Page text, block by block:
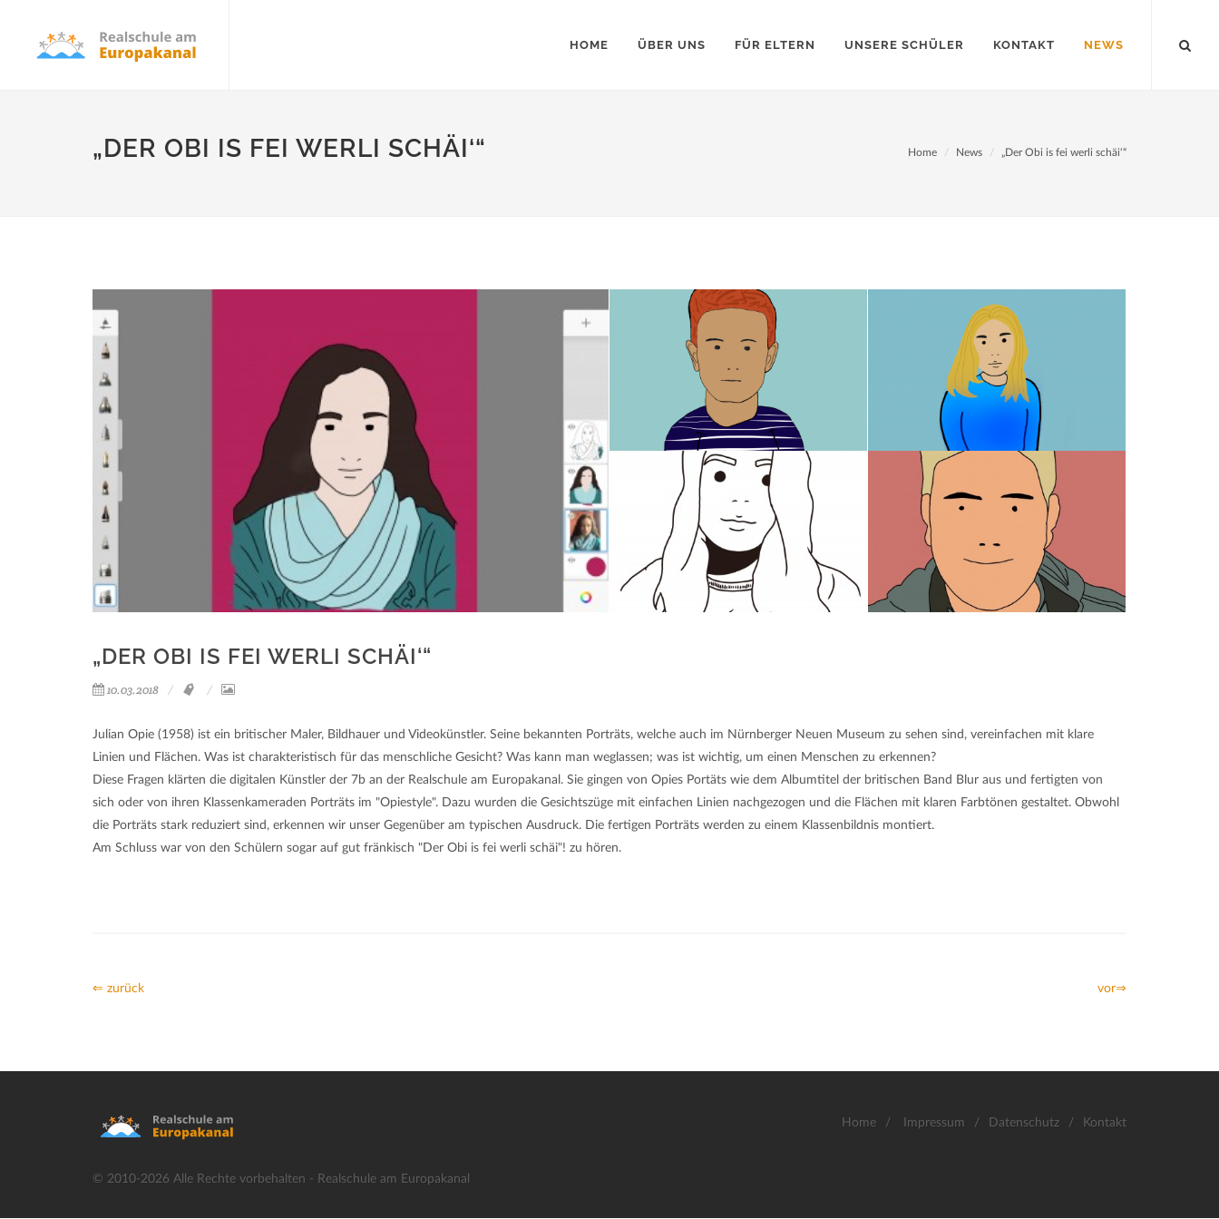
HOME ÜBER UNS FÜR ELTERN UNSERE SCHÜLER KONTAKT NEWS
„DER OBI IS FEI WERLI SCHÄI‘“ Home News „Der Obi is fei werli schäi‘“
„DER OBI IS FEI WERLI SCHÄI‘“
10.03.2018
Julian Opie (1958) ist ein britischer Maler, Bildhauer und Videokünstler. Seine bekannten Porträts, welche auch im Nürnberger Neuen Museum zu sehen sind, vereinfachen mit klare
Linien und Flächen. Was ist charakteristisch für das menschliche Gesicht? Was kann man weglassen; was ist wichtig, um einen Menschen zu erkennen?
Diese Fragen klärten die digitalen Künstler der 7b an der Realschule am Europakanal. Sie gingen von Opies Portäts wie dem Albumtitel der britischen Band Blur aus und fertigten von
sich oder von ihren Klassenkameraden Porträts im "Opiestyle". Dazu wurden die Gesichtszüge mit einfachen Linien nachgezogen und die Flächen mit klaren Farbtönen gestaltet. Obwohl
die Porträts stark reduziert sind, erkennen wir unser Gegenüber am typischen Ausdruck. Die fertigen Porträts werden zu einem Klassenbildnis montiert.
Am Schluss war von den Schülern sogar auf gut fränkisch "Der Obi is fei werli schäi"! zu hören.
⇐ zurück vor⇒
© 2010-2026 Alle Rechte vorbehalten - Realschule am Europakanal
Home / Impressum / Datenschutz / Kontakt